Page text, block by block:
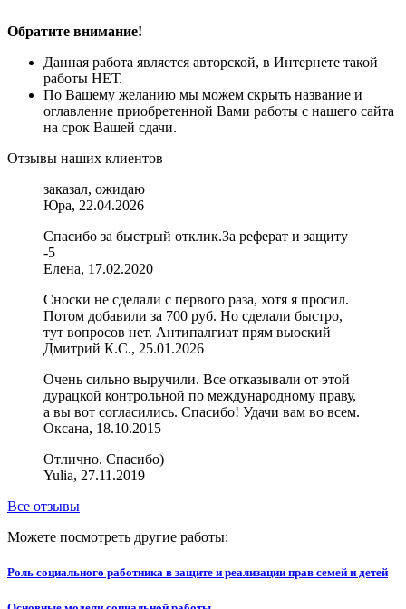
Обратите внимание!
Данная работа является авторской, в Интернете такой
работы НЕТ.
По Вашему желанию мы можем скрыть название и
оглавление приобретенной Вами работы с нашего сайта
на срок Вашей сдачи.
Отзывы наших клиентов
заказал, ожидаю
Юра, 22.04.2026
Спасибо за быстрый отклик.За реферат и защиту
-5
Елена, 17.02.2020
Сноски не сделали с первого раза, хотя я просил.
Потом добавили за 700 руб. Но сделали быстро,
тут вопросов нет. Антипалгиат прям выоский
Дмитрий К.С., 25.01.2026
Очень сильно выручили. Все отказывали от этой
дурацкой контрольной по международному праву,
а вы вот согласились. Спасибо! Удачи вам во всем.
Оксана, 18.10.2015
Отлично. Спасибо)
Yulia, 27.11.2019
Все отзывы
Можете посмотреть другие работы:
Роль социального работника в защите и реализации прав семей и детей